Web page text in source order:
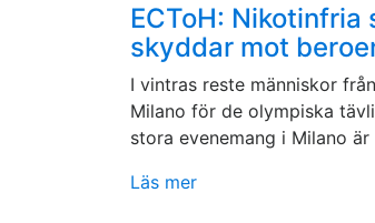
ECToH: Nikotinfria
skyddar mot
I vintras reste människor
Milano för de olympiska
stora evenemang i Milano är
Läs mer